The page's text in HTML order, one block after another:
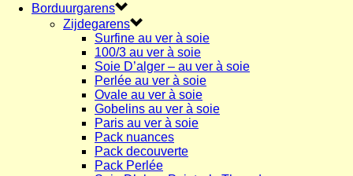
Borduurgarens
Zijdegarens
Surfine au ver à soie
100/3 au ver à soie
Soie D’alger – au ver à soie
Perlée au ver à soie
Ovale au ver à soie
Gobelins au ver à soie
Paris au ver à soie
Pack nuances
Pack decouverte
Pack Perlée